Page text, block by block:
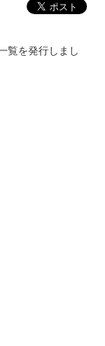
覧を発行しまし